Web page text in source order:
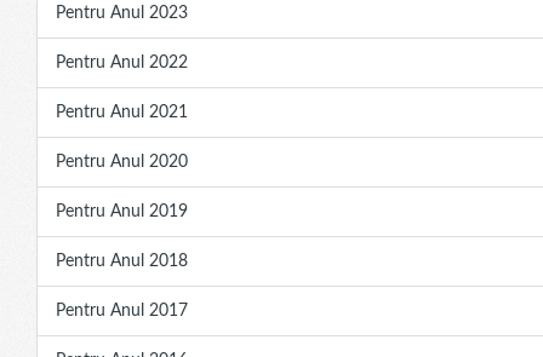
Pentru Anul 2023
Pentru Anul 2022
Pentru Anul 2021
Pentru Anul 2020
Pentru Anul 2019
Pentru Anul 2018
Pentru Anul 2017